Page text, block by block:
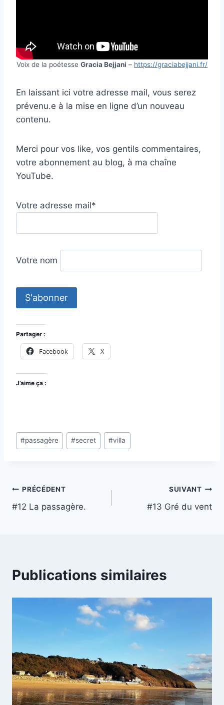
Voix de la poétesse Gracia Bejjani – https://graciabejjani.fr/
En laissant ici votre adresse mail, vous serez
prévenu.e à la mise en ligne d’un nouveau
contenu.
Merci pour vos like, vos gentils commentaires,
votre abonnement au blog, à ma chaîne
YouTube.
Votre adresse mail*
Votre nom
Partager :
Facebook X
J’aime ça :
Étiquettes
de
#passagère #secret #villa
Navigation
de
PRÉCÉDENT
#12 La passagère.
SUIVANT
#13 Gré du vent
Publications similaires